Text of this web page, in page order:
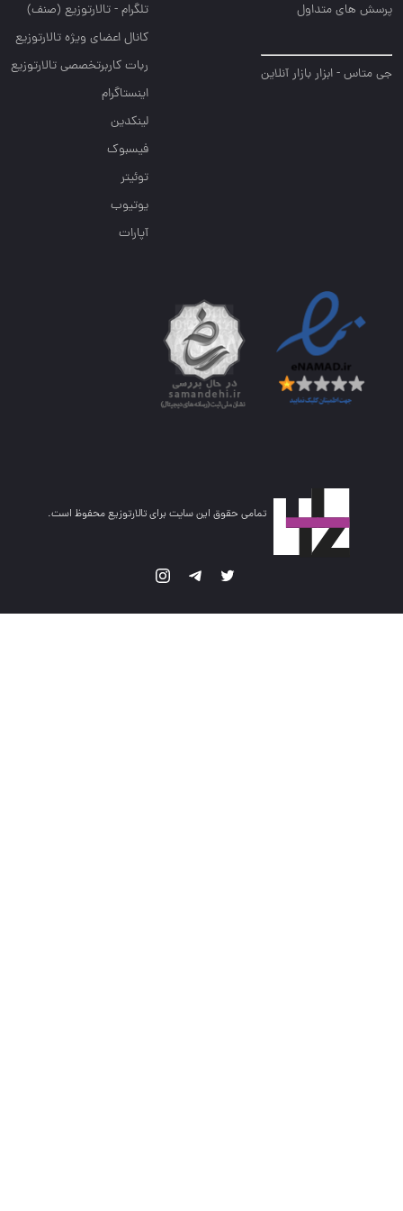
بازار آنلاین
تلگرام - تالارتوزیع (صنف)
کانال اعضای ویژه تالارتوزیع
ربات کاربرتخصصی تالارتوزیع
تمامی حقوق این سایت برای تالارتوزیع محفوظ است.